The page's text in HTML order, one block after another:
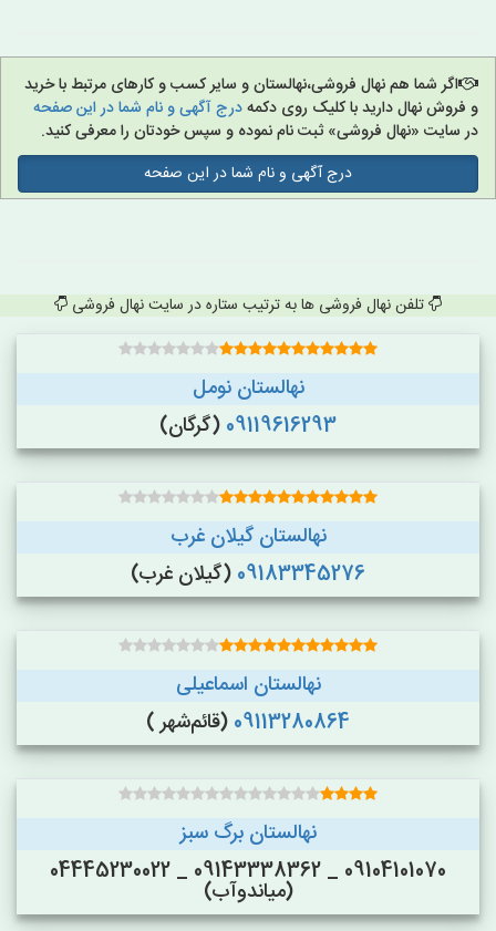
اگر شما هم نهال فروشی،نهالستان و سایر کسب و کارهای مرتبط با خرید
و فروش نهال دارید با کلیک روی دکمهدرج آگهی و نام شما در این صفحه
در سایت «نهال فروشی» ثبت نام نموده و سپس خودتان را معرفی کنید.
درج آگهی و نام شما در این صفحه
تلفن نهال فروشی ها به ترتیب ستاره در سایت نهال فروشی
نهالستان نومل
09119616293 (گرگان)
نهالستان گیلان غرب
09183345276 (گیلان غرب)
نهالستان اسماعیلی
09113280864 (قائم‌شهر )
نهالستان برگ سبز
09104101070 _ 09143338362 _ 04445230022
(میاندوآب)